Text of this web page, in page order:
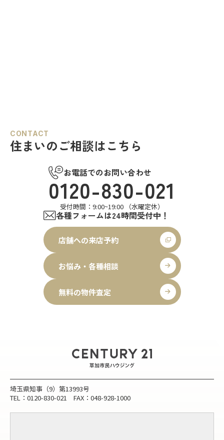
CONTACT
住まいのご相談はこちら
お電話でのお問い合わせ
0120-830-021
受付時間：9:00~19:00 （水曜定休）
各種フォームは24時間受付中！
店舗への来店予約
お悩み・各種相談
無料の物件査定
埼玉県知事（9）第13993号
TEL：0120-830-021 FAX：048-928-1000